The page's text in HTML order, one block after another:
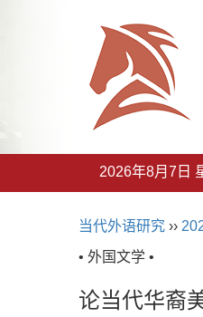
2026年8月7日
当代外语研究 ››
• 外国文学 •
论当代华裔